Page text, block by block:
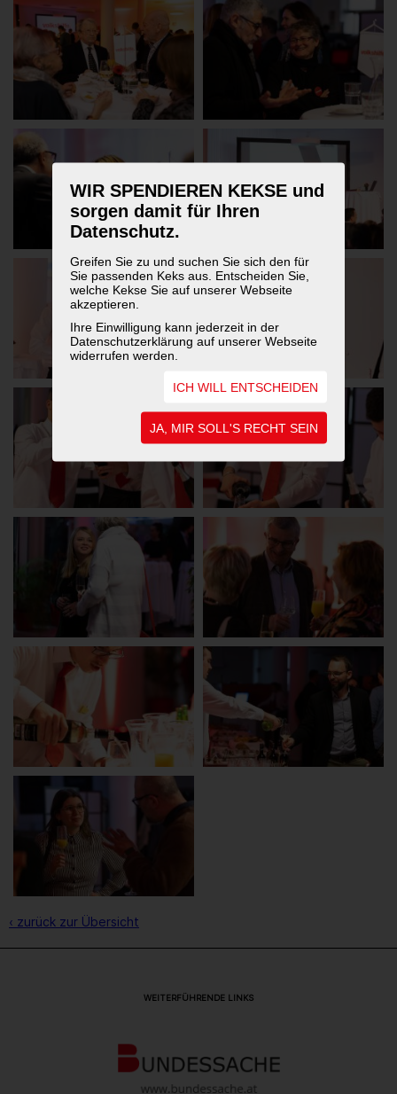
WIR SPENDIEREN KEKSE und
sorgen damit für Ihren
Datenschutz.
Greifen Sie zu und suchen Sie sich den für
Sie passenden Keks aus. Entscheiden Sie,
welche Kekse Sie auf unserer Webseite
akzeptieren.
Ihre Einwilligung kann jederzeit in der
Datenschutzerklärung auf unserer Webseite
widerrufen werden.
ICH WILL ENTSCHEIDEN
JA, MIR SOLL'S RECHT SEIN
‹ zurück zur Übersicht
WEITERFÜHRENDE LINKS